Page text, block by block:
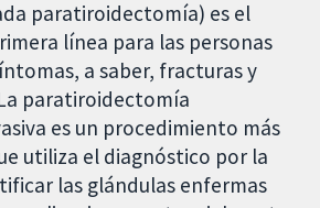
paratiroidectomía) es el
línea para las personas
a saber, fracturas y
paratiroidectomía
es un procedimiento más
utiliza el diagnóstico por la
las glándulas enfermas